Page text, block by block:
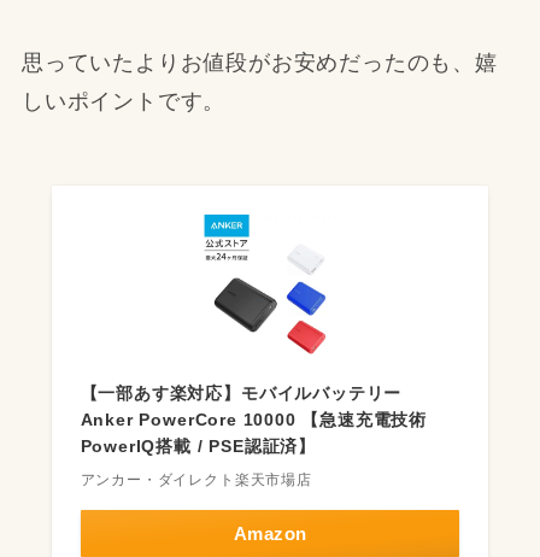
思っていたよりお値段がお安めだったのも、嬉
しいポイントです。
【一部あす楽対応】モバイルバッテリー
Anker PowerCore 10000 【急速充電技術
PowerIQ搭載 / PSE認証済】
アンカー・ダイレクト楽天市場店
Amazon